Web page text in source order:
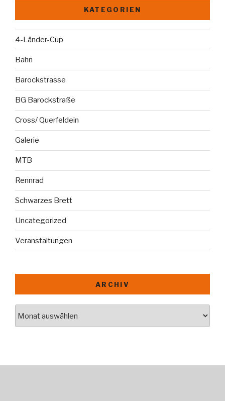
KATEGORIEN
4-Länder-Cup
Bahn
Barockstrasse
BG Barockstraße
Cross/ Querfeldein
Galerie
MTB
Rennrad
Schwarzes Brett
Uncategorized
Veranstaltungen
ARCHIV